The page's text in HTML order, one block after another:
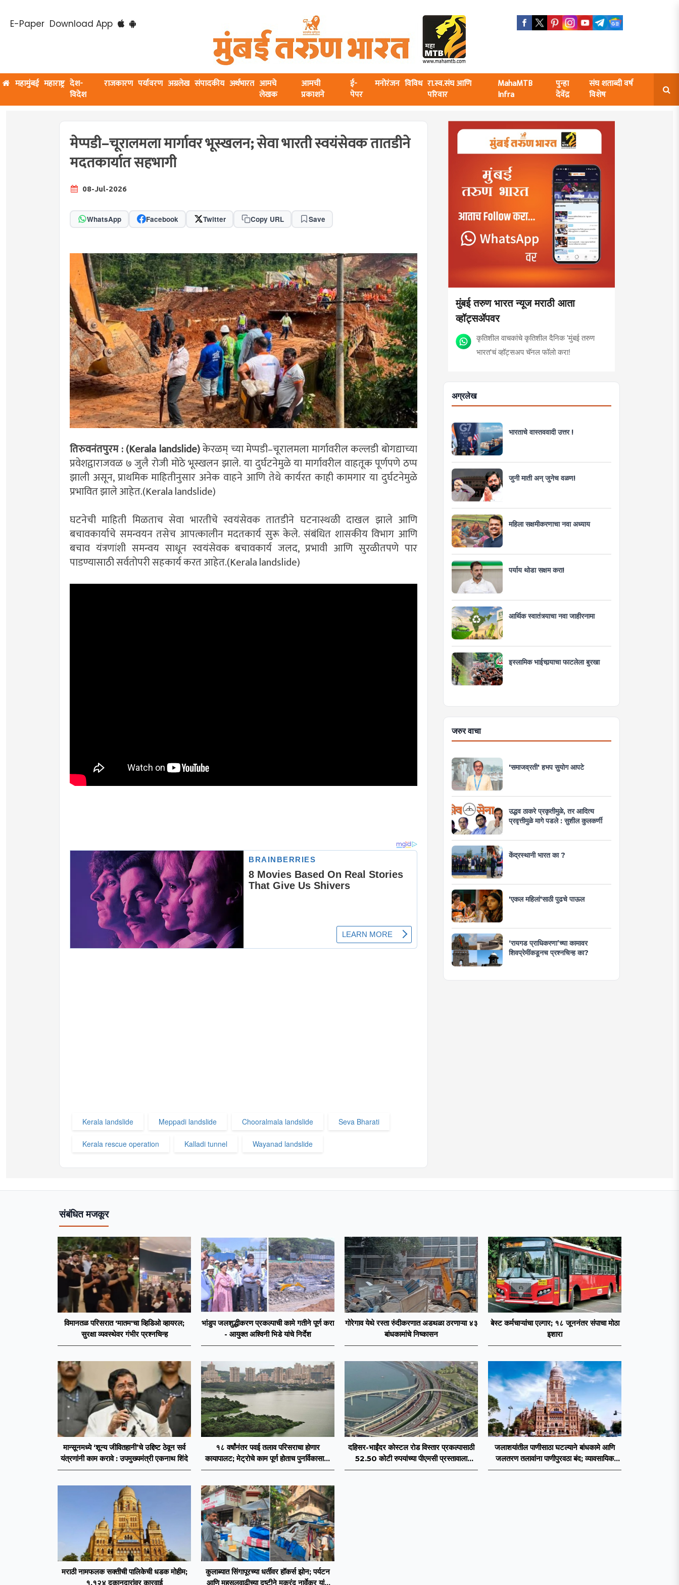
E-Paper Download App
महामुंबई महाराष्ट्र देश-
विदेश
राजकारण पर्यावरण अग्रलेख संपादकीय अर्थभारत आमचे
लेखक
आमची
प्रकाशने
ई-
पेपर
मनोरंजन विविध रा.स्व.संघ आणि
परिवार
MahaMTB
Infra
पुन्हा
देवेंद्र
संघ शताब्दी वर्ष
विशेष
मेप्पडी–चूरालमला मार्गावर भूस्खलन; सेवा भारती स्वयंसेवक तातडीने
मदतकार्यात सहभागी
08-Jul-2026
WhatsApp Facebook Twitter Copy URL Save
तिरुवनंतपुरम : (Kerala landslide)केरळम् च्या मेप्पडी–चूरालमला मार्गावरील कल्लडी बोगद्याच्या
प्रवेशद्वाराजवळ ७ जुलै रोजी मोठे भूस्खलन झाले. या दुर्घटनेमुळे या मार्गावरील वाहतूक पूर्णपणे ठप्प
झाली असून, प्राथमिक माहितीनुसार अनेक वाहने आणि तेथे कार्यरत काही कामगार या दुर्घटनेमुळे
प्रभावित झाले आहेत.(Kerala landslide)
घटनेची माहिती मिळताच सेवा भारतीचे स्वयंसेवक तातडीने घटनास्थळी दाखल झाले आणि
बचावकार्याचे समन्वयन तसेच आपत्कालीन मदतकार्य सुरू केले. संबंधित शासकीय विभाग आणि
बचाव यंत्रणांशी समन्वय साधून स्वयंसेवक बचावकार्य जलद, प्रभावी आणि सुरळीतपणे पार
पाडण्यासाठी सर्वतोपरी सहकार्य करत आहेत.(Kerala landslide)
Kerala landslide Meppadi landslide Chooralmala landslide Seva Bharati
Kerala rescue operation Kalladi tunnel Wayanad landslide
मुंबई तरुण भारत न्यूज मराठी आता
व्हॉट्सॲपवर
कृतिशील वाचकांचे कृतिशील दैनिक 'मुंबई तरुण
भारत'चं व्हॉट्सअप चॅनल फॉलो करा!
अग्रलेख
भारताचे वास्तववादी उत्तर !
जुनी माती अन् जुनेच वळण!
महिला सक्षमीकरणाचा नवा अध्याय
पर्याय थोडा सक्षम करा!
आर्थिक स्वातंत्र्याचा नवा जाहीरनामा
इस्लामिक भाईचार्‍याचा फाटलेला बुरखा
जरुर वाचा
'समाजव्रती' हभप सुयोग आपटे
उद्धव ठाकरे प्रकृतीमुळे, तर आदित्य
प्रवृत्तीमुळे मागे पडले : सुशील कुलकर्णी
केंद्रस्थानी भारत का ?
'एकल महिलां'साठी पुढचे पाऊल
‘रायगड प्राधिकरणा’च्या कामावर
शिवप्रेमींकडूनच प्रश्नचिन्ह का?
संबंधित मजकूर
विमानतळ परिसरात 'मातम'चा व्हिडिओ व्हायरल;
सुरक्षा व्यवस्थेवर गंभीर प्रश्नचिन्ह
भांडुप जलशुद्धीकरण प्रकल्पाची कामे गतीने पूर्ण करा
- आयुक्त अश्विनी भिडे यांचे निर्देश
गोरेगाव येथे रस्ता रुंदीकरणात अडथळा ठरणाऱ्या ४३
बांधकामांचे निष्कासन
बेस्ट कर्मचाऱ्यांचा एल्गार; १८ जूननंतर संपाचा मोठा
इशारा
मान्सूनमध्ये ‘शून्य जीवितहानी’चे उद्दिष्ट ठेवून सर्व
यंत्रणांनी काम करावे : उपमुख्यमंत्री एकनाथ शिंदे
१८ वर्षांनंतर पवई तलाव परिसराचा होणार
कायापालट; मेट्रोचे काम पूर्ण होताच पुनर्विकासाला
सुरुवात;
दहिसर-भाईंदर कोस्टल रोड विस्तार प्रकल्पासाठी
52.50 कोटी रुपयांच्या पीएमसी प्रस्तावाला
मंजुरीची प्रतीक्षा
जलाशयांतील पाणीसाठा घटल्याने बांधकामे आणि
जलतरण तलावांना पाणीपुरवठा बंद; व्यावसायिक
वापरावरही निर्बंध
मराठी नामफलक सक्तीची पालिकेची धडक मोहीम;
१,१२४ दुकानदारांवर कारवाई
कुलाब्यात सिंगापूरच्या धर्तीवर हॉकर्स झोन; पर्यटन
आणि महसूलवाढीच्या दृष्टीने मकरंद नार्वेकर यांचे